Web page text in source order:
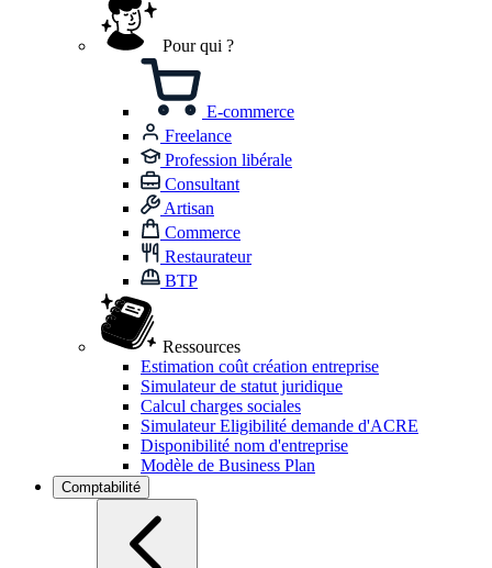
Pour qui ?
E-commerce
Freelance
Profession libérale
Consultant
Artisan
Commerce
Restaurateur
BTP
Ressources
Estimation coût création entreprise
Simulateur de statut juridique
Calcul charges sociales
Simulateur Eligibilité demande d'ACRE
Disponibilité nom d'entreprise
Modèle de Business Plan
Comptabilité